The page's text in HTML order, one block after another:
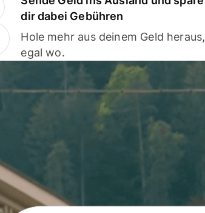
dir dabei Gebühren
Hole mehr aus deinem Geld heraus,
egal wo.